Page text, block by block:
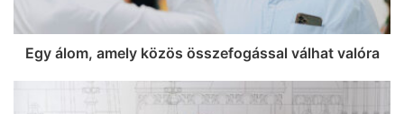
Egy álom, amely közös összefogással válhat valóra